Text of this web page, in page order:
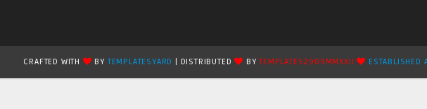
CRAFTED WITH BYTEMPLATESYARD | DISTRIBUTED BYTEMPLATES2909MMXXII ESTABLISHED